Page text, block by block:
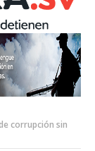
corrupción sin